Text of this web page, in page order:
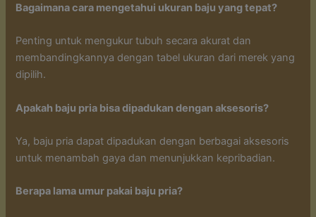
Bagaimana cara mengetahui ukuran baju yang tepat?
Penting untuk mengukur tubuh secara akurat dan
membandingkannya dengan tabel ukuran dari merek yang
dipilih.
Apakah baju pria bisa dipadukan dengan aksesoris?
Ya, baju pria dapat dipadukan dengan berbagai aksesoris
untuk menambah gaya dan menunjukkan kepribadian.
Berapa lama umur pakai baju pria?